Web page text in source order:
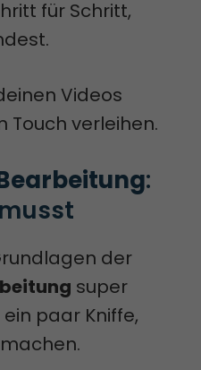
für Schritt,
Videos
Touch verleihen.
:
der
super
paar Kniffe,